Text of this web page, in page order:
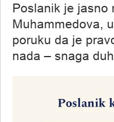
Poslanik je jasno
Muhammedova,
poruku da je
nada – snaga